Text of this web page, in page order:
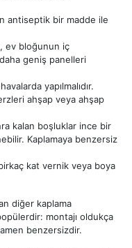
antiseptik bir madde ile
ev bloğunun iç
geniş panelleri
yapılmalıdır.
ahşap veya ahşap
kalan boşluklar ince bir
Kaplamaya benzersiz
kat vernik veya boya
diğer kaplama
montajı oldukça
benzersizdir.